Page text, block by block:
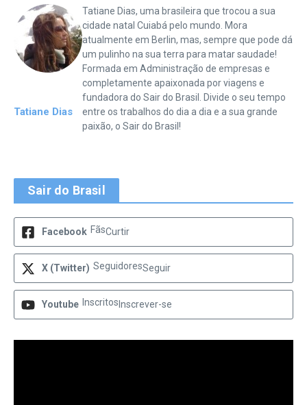
Tatiane Dias
Tatiane Dias, uma brasileira que trocou a sua
cidade natal Cuiabá pelo mundo. Mora
atualmente em Berlin, mas, sempre que pode dá
um pulinho na sua terra para matar saudade!
Formada em Administração de empresas e
completamente apaixonada por viagens e
fundadora do Sair do Brasil. Divide o seu tempo
entre os trabalhos do dia a dia e a sua grande
paixão, o Sair do Brasil!
Sair do Brasil
Facebook FãsCurtir
X (Twitter) SeguidoresSeguir
Youtube Inscritos Inscrever-se